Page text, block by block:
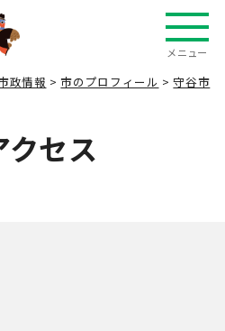
メニュー
政情報 >市のプロフィール >守谷市
セス